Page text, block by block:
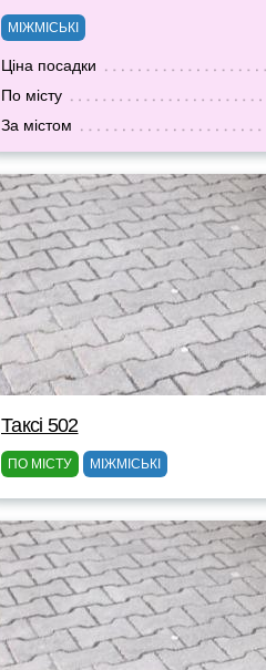
МІЖМІСЬКІ
Ціна посадки
По місту
За містом
Таксі 502
ПО МІСТУ МІЖМІСЬКІ